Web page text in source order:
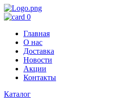
0
Главная
О нас
Доставка
Новости
Акции
Контакты
Каталог